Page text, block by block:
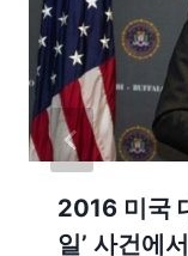
2016 미국
일’ 사건에